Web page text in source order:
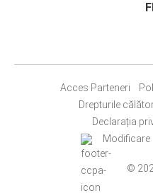
Acces Parteneri
Drepturile
Declarația
Modificare
©